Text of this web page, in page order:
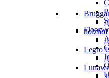
holzhof
Legro